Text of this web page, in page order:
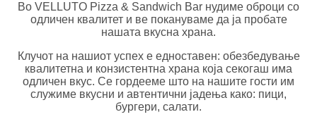
Во VELLUTO Pizza & Sandwich Bar нудиме оброци со
одличен квалитет и ве покануваме да ја пробате
нашата вкусна храна.
Клучот на нашиот успех е едноставен: обезбедување
квалитетна и конзистентна храна која секогаш има
одличен вкус. Се гордееме што на нашите гости им
служиме вкусни и автентични јадења како: пици,
бургери, салати.